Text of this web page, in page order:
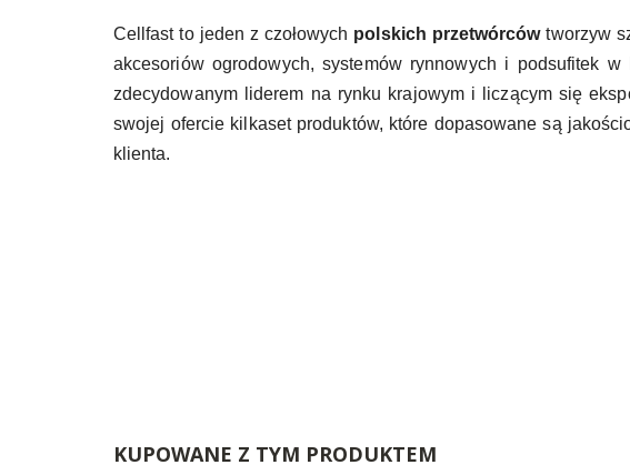
Cellfast to jeden z czołowych polskich przetwórcówtworzyw
akcesoriów ogrodowych, systemów rynnowych i podsufitek
zdecydowanym liderem na rynku krajowym i liczącym się
swojej ofercie kilkaset produktów, które dopasowane są
klienta.
KUPOWANE Z TYM PRODUKTEM